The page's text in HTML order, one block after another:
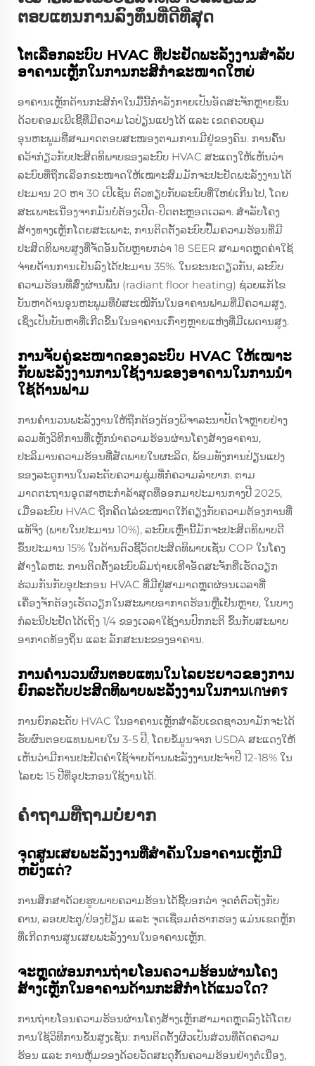
ຕອບແທນການລົງທຶນທີ່ດີທີ່ສຸດ
ໂຕເລືອກລະບົບ HVAC ທີ່ປະຢັດພະລັງງານສຳລັບ
ອາຄານເຫຼັກໃນການກະສິກຳຂະໜາດໃຫຍ່
ອາຄານເຫຼັກດ້ານກະສິກຳໃນມື້ນີ້ກຳລັງກາຍເປັນອັດສະຈັກຫຼາຍຂຶ້ນ
ດ້ວຍຄອມເພີເຊີ້ທີ່ມີຄວາມໄວປ່ຽນແປງໄດ້ ແລະ ເຂດຄວບຄຸມ
ອຸນຫະພູມທີ່ສາມາດຕອບສະໜອງຕາມການມີຢູ່ຂອງຄົນ. ການຄົ້ນ
ຄວ້າກ່ຽວກັບປະສິດທິພາບຂອງລະບົບ HVAC ສະແດງໃຫ້ເຫັນວ່າ
ລະບົບທີ່ຖືກເລືອກຂະໜາດໃຫ້ເໝາະສົມມັກຈະປະຢັດພະລັງງານໄດ້
ປະມານ 20 ຫາ 30 ເປີເຊັນ ຕົວທຽບກັບລະບົບທີ່ໃຫຍ່ເກີນໄປ, ໂດຍ
ສະເພາະເນື່ອງຈາກມັນບໍ່ຕ້ອງເປີດ-ປິດຕະຫຼອດເວລາ. ສຳລັບໂຄງ
ສ້າງທາງເຫຼັກໂດຍສະເພາະ, ການຕິດຕັ້ງລະບົບປັ໊ມຄວາມຮ້ອນທີ່ມີ
ປະສິດທິພາບສູງທີ່ຈັດອັນດັບຫຼາຍກວ່າ 18 SEER ສາມາດຫຼຸດຄ່າໃຊ້
ຈ່າຍດ້ານການເຢັນລົງໄດ້ປະມານ 35%. ໃນຂະນະດຽວກັນ, ລະບົບ
ຄວາມຮ້ອນທີ່ສົ່ງຜ່ານພື້ນ (radiant floor heating) ຊ່ວຍແກ້ໄຂ
ບັນຫາດ້ານອຸນຫະພູມທີ່ບໍ່ສະເໝີກັນໃນອາຄານຟາມທີ່ມີຄວາມສູງ,
ເຊິ່ງເປັນບັນຫາທີ່ເກີດຂຶ້ນໃນອາຄານເກົ່າໆຫຼາຍແຫ່ງທີ່ມີເພດານສູງ.
ການຈັບຄູ່ຂະໜາດຂອງລະບົບ HVAC ໃຫ້ເໝາະ
ກັບພະລັງງານການໃຊ້ງານຂອງອາຄານໃນການນຳ
ໃຊ້ດ້ານຟາມ
ການຄຳນວນພະລັງງານໃຫ້ຖືກຕ້ອງຕ້ອງພິຈາລະນາປັດໄຈຫຼາຍຢ່າງ
ລວມທັງວິທີການທີ່ເຫຼັກນຳຄວາມຮ້ອນຜ່ານໂຄງສ້າງອາຄານ,
ປະລິມານຄວາມຮ້ອນທີ່ສັດພາຍໃນຜະລິດ, ພ້ອມທັງການປ່ຽນແປງ
ຂອງລະດູການໃນລະດັບຄວາມຊຸ່ມທີ່ກໍ່ຄວາມລຳບາກ. ຕາມ
ມາດຕະຖານອຸດສາຫະກໍາລ້າສຸດທີ່ອອກມາປະມານກາງປີ 2025,
ເມື່ອລະບົບ HVAC ຖືກຄິດໄລ່ຂະໜາດໃກ້ຄຽງກັບຄວາມຕ້ອງການທີ່
ແທ້ຈິງ (ພາຍໃນປະມານ 10%), ລະບົບເຫຼົ່ານີ້ມັກຈະປະສິດທິພາບດີ
ຂຶ້ນປະມານ 15% ໃນດ້ານຕົວຊີ້ວັດປະສິດທິພາບເຊັ່ນ COP ໃນໂຄງ
ສ້າງໂລຫະ. ການຕິດຕັ້ງລະບົບລົມຖ່າຍເທີາອັດສະຈັກທີ່ເຮັດວຽກ
ຮ່ວມກັນກັບອຸປະກອນ HVAC ທີ່ມີຢູ່ສາມາດຫຼຸດຜ່ອນເວລາທີ່
ເຄື່ອງຈັກຕ້ອງເຮັດວຽກໃນສະພາບອາກາດຮ້ອນຫຼືເຢັນຫຼາຍ, ໃນບາງ
ກໍລະນີປະຢັດໄດ້ເຖິງ 1/4 ຂອງເວລາໃຊ້ງານປົກກະຕິ ຂຶ້ນກັບສະພາບ
ອາກາດທ້ອງຖິ່ນ ແລະ ລັກສະນະຂອງອາຄານ.
ການຄຳນວນຜົນຕອບແທນໃນໄລຍະຍາວຂອງການ
ຍົກລະດັບປະສິດທິພາບພະລັງງານໃນການเกษตร
ການຍົກລະດັບ HVAC ໃນອາຄານເຫຼັກສໍາລັບເຂດຊາວນາມັກຈະໄດ້
ຮັບຜົນຕອບແທນພາຍໃນ 3-5 ປີ, ໂດຍຂໍ້ມູນຈາກ USDA ສະແດງໃຫ້
ເຫັນວ່າມີການປະຢັດຄ່າໃຊ້ຈ່າຍດ້ານພະລັງງານປະຈໍາປີ 12-18% ໃນ
ໄລຍະ 15 ປີທີ່ອຸປະກອນໃຊ້ງານໄດ້.
ຄຳຖາມທີ່ຖາມບໍ່ຍາກ
ຈຸດສູນເສຍພະລັງງານທີ່ສໍາຄັນໃນອາຄານເຫຼັກມີ
ຫຍັງແດ່?
ການສຶກສາດ້ວຍຮູບພາບຄວາມຮ້ອນໄດ້ຊີ້ບອກວ່າ ຈຸດຕໍ່ຕົວຖັງກັບ
ຄານ, ລອບປະຕູ/ປ່ອງຢ້ຽມ ແລະ ຈຸດເຊື່ອມຕໍ່ຮາກຮອງ ແມ່ນເຂດຫຼັກ
ທີ່ເກີດການສູນເສຍພະລັງງານໃນອາຄານເຫຼັກ.
ຈະຫຼຸດຜ່ອນການຖ່າຍໂອນຄວາມຮ້ອນຜ່ານໂຄງ
ສ້າງເຫຼັກໃນອາຄານດ້ານກະສິກໍາໄດ້ແນວໃດ?
ການຖ່າຍໂອນຄວາມຮ້ອນຜ່ານໂຄງສ້າງເຫຼັກສາມາດຫຼຸດລົງໄດ້ໂດຍ
ການໃຊ້ວິທີການຂັ້ນສູງເຊັ່ນ: ການຕິດຕັ້ງຜິວເປັນສ່ວນທີ່ຕັດຄວາມ
ຮ້ອນ ແລະ ການຫຸ້ມຂອງດ້ວຍວັດສະດຸກັ້ນຄວາມຮ້ອນຢ່າງຕໍ່ເນື່ອງ,